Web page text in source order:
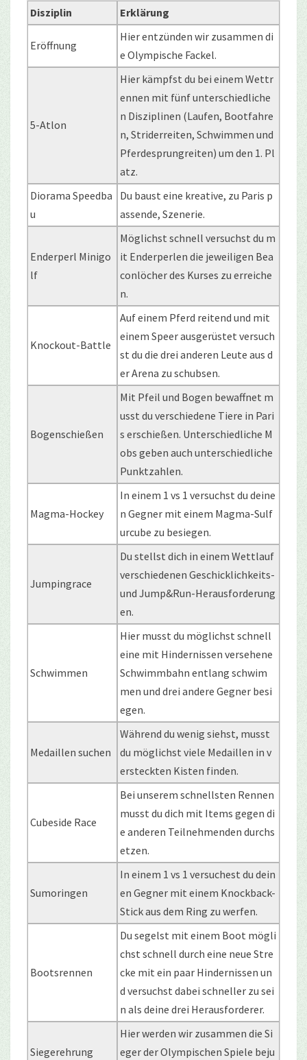
Disziplin Erklärung
Eröffnung
Hier entzünden wir zusammen di
e Olympische Fackel.
5-Atlon
Hier kämpfst du bei einem Wettr
ennen mit fünf unterschiedliche
n Disziplinen (Laufen, Bootfahre
n, Striderreiten, Schwimmen und
Pferdesprungreiten) um den 1. Pl
atz.
Diorama Speedba
u
Du baust eine kreative, zu Paris p
assende, Szenerie.
Enderperl Minigo
lf
Möglichst schnell versuchst du m
it Enderperlen die jeweiligen Bea
conlöcher des Kurses zu erreiche
n.
Knockout-Battle
Auf einem Pferd reitend und mit
einem Speer ausgerüstet versuch
st du die drei anderen Leute aus d
er Arena zu schubsen.
Bogenschießen
Mit Pfeil und Bogen bewaffnet m
usst du verschiedene Tiere in Pari
s erschießen. Unterschiedliche M
obs geben auch unterschiedliche
Punktzahlen.
Magma-Hockey
In einem 1 vs 1 versuchst du deine
n Gegner mit einem Magma-Sulf
urcube zu besiegen.
Jumpingrace
Du stellst dich in einem Wettlauf
verschiedenen Geschicklichkeits-
und Jump&Run-Herausforderung
en.
Schwimmen
Hier musst du möglichst schnell
eine mit Hindernissen versehene
Schwimmbahn entlang schwim
men und drei andere Gegner besi
egen.
Medaillen suchen
Während du wenig siehst, musst
du möglichst viele Medaillen in v
ersteckten Kisten finden.
Cubeside Race
Bei unserem schnellsten Rennen
musst du dich mit Items gegen di
e anderen Teilnehmenden durchs
etzen.
Sumoringen
In einem 1 vs 1 versuchest du dein
en Gegner mit einem Knockback-
Stick aus dem Ring zu werfen.
Bootsrennen
Du segelst mit einem Boot mögli
chst schnell durch eine neue Stre
cke mit ein paar Hindernissen un
d versuchst dabei schneller zu sei
n als deine drei Herausforderer.
Siegerehrung
Hier werden wir zusammen die Si
eger der Olympischen Spiele beju